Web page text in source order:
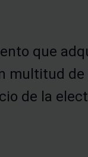
que
multitud
de la